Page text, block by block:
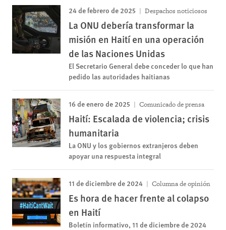
24 de febrero de 2025 Despachos noticiosos
La ONU debería transformar la
misión en Haití en una operación
de las Naciones Unidas
El Secretario General debe conceder lo que han
pedido las autoridades haitianas
16 de enero de 2025 Comunicado de prensa
Haití: Escalada de violencia; crisis
humanitaria
La ONU y los gobiernos extranjeros deben
apoyar una respuesta integral
11 de diciembre de 2024 Columna de opinión
Es hora de hacer frente al colapso
en Haití
Boletín informativo, 11 de diciembre de 2024